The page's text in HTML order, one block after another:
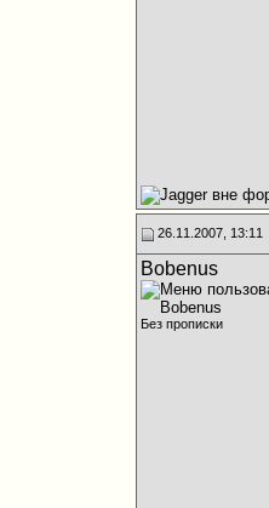
26.11.2007, 13:11
Bobenus
Без прописки